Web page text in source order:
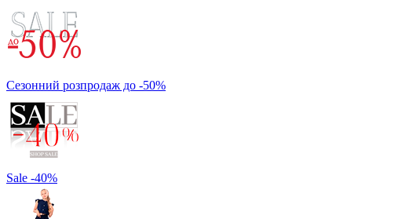
Сезонний розпродаж до -50%
Sale -40%